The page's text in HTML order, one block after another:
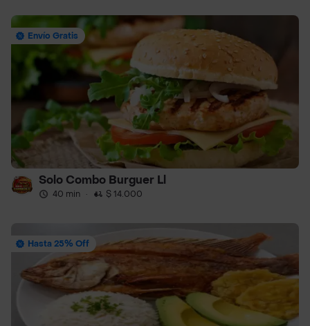
Envío Gratis
Solo Combo Burguer Ll
40 min · $ 14.000
Hasta 25% Off